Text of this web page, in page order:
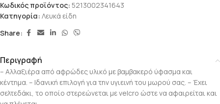
Κωδικός προϊόντος: 5213002341643
Κατηγορία: Λευκά είδη
Share:
Περιγραφή
– Αλλαξιέρα από αφρώδες υλικό με βαμβακερό ύφασμα και
κέντημα. – Ιδανική επιλογή για την υγιεινή του μωρού σας. – Έχει
σελτεδάκι, το οποίο στερεώνεται με velcro ώστε να αφαιρείται και